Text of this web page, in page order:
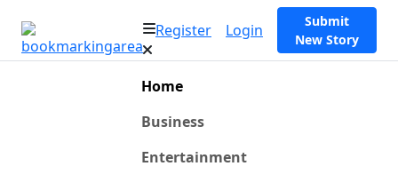
Register Login
Submit
New Story
Home
Business
Entertainment